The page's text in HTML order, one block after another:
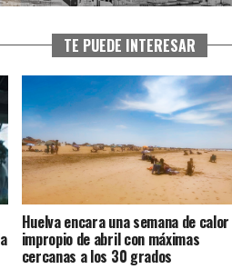
TE PUEDE INTERESAR
Huelva encara una semana de calor
impropio de abril con máximas
cercanas a los 30 grados